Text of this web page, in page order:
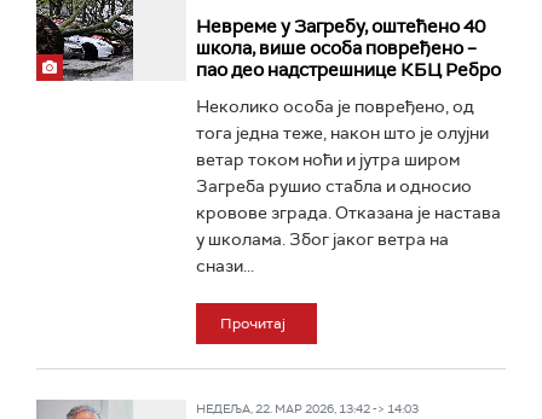
Невреме у Загребу, оштећено 40
школа, више особа повређено –
пао део надстрешнице КБЦ Ребро
Неколико особа је повређено, од
тога једна теже, након што је олујни
ветар током ноћи и јутра широм
Загреба рушио стабла и односио
кровове зграда. Отказана је настава
у школама. Због јаког ветра на
снази...
Прочитај
НЕДЕЉА, 22. МАР 2026, 13:42 -> 14:03